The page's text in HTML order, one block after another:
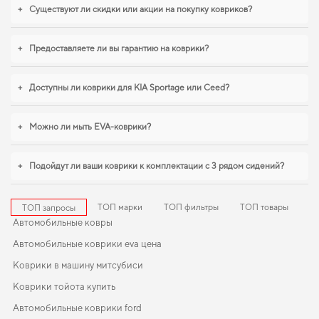
удачным выбором. Когда важна точная подгонка и аккуратный внешний вид,
eva коврики для kia telluride
коврики nissan sentra помогают поддерживать
ухаживать за автомобилем и предлагать только проверенные решения
+ Существуют ли скидки или акции на покупку ковриков?
+ Предоставляете ли вы гарантию на коврики?
+ Доступны ли коврики для KIA Sportage или Ceed?
+ Можно ли мыть EVA-коврики?
+ Подойдут ли ваши коврики к комплектации с 3 рядом сидений?
ТОП запросы ТОП марки ТОП фильтры ТОП товары
Автомобильные ковры
Автомобильные коврики eva цена
Коврики в машину митсубиси
Коврики тойота купить
Автомобильные коврики ford